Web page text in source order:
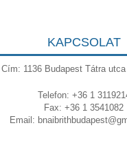
KAPCSOLAT
Cím: 1136 Budapest Tátra
Telefon: +36 1
Fax: +36 1 3541082
Email: